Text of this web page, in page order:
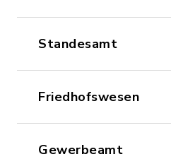
Standesamt
Friedhofswesen
Gewerbeamt